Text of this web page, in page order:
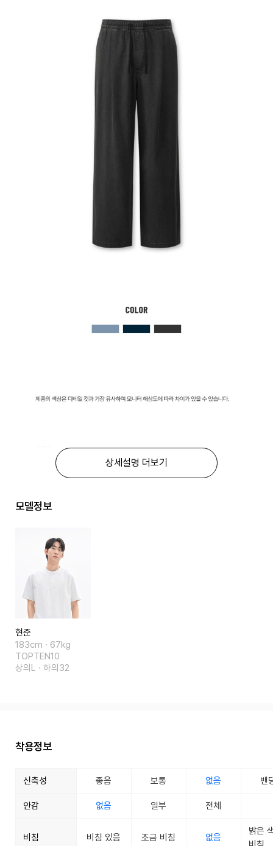
상세설명 더보기
모델정보
현준
183cm · 67kg
TOPTEN10
상의L · 하의32
착용정보
신축성 좋음 보통 없음 밴
안감 없음 일부 전체
비침 비침 있음 조금 비침 없음
밝은